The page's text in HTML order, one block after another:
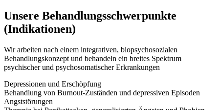
Unsere Behandlungsschwerpunkte
(Indikationen)
Wir arbeiten nach einem integrativen, biopsychosozialen
Behandlungskonzept und behandeln ein breites Spektrum
psychischer und psychosomatischer Erkrankungen
Depressionen und Erschöpfung
Behandlung von Burnout-Zuständen und depressiven Episoden
Angststörungen